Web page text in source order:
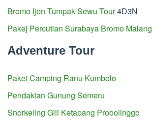
Bromo Ijen Tumpak Sewu Tour4D3N
Pakej Percutian Surabaya Bromo Malang
Adventure Tour
Paket Camping Ranu Kumbolo
Pendakian Gunung Semeru
Snorkeling Gili Ketapang Probolinggo